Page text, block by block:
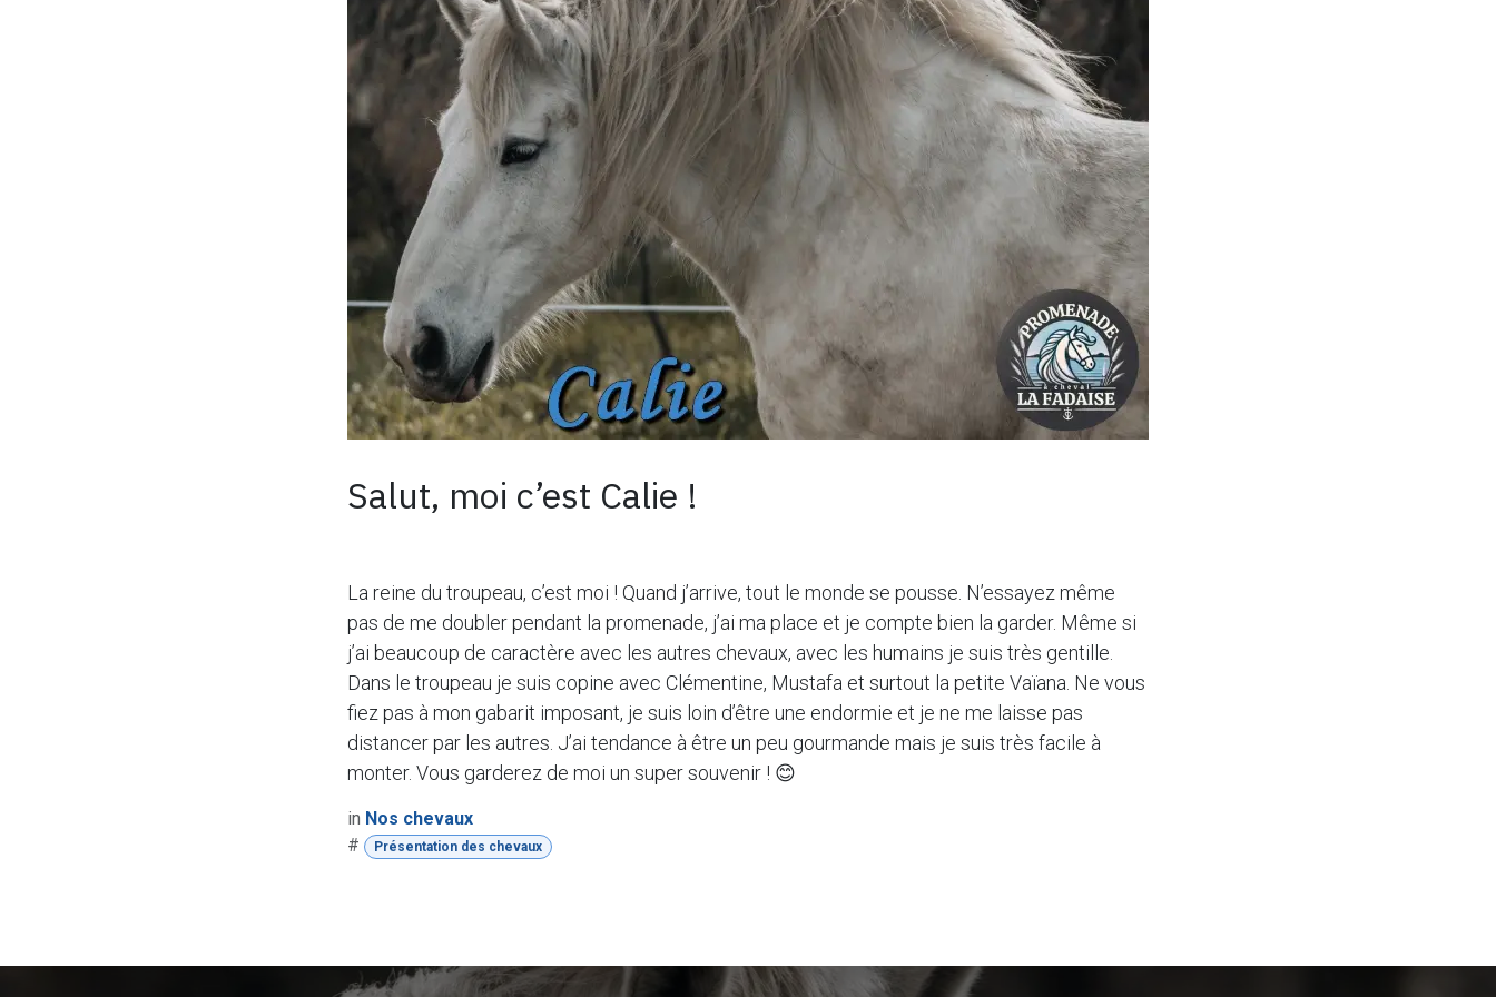
Salut, moi c’est Calie !
La reine du troupeau, c’est moi ! Quand j’arrive, tout le monde se pousse. N’essayez même
pas de me doubler pendant la promenade, j’ai ma place et je compte bien la garder. Même si
j’ai beaucoup de caractère avec les autres chevaux, avec les humains je suis très gentille.
Dans le troupeau je suis copine avec Clémentine, Mustafa et surtout la petite Vaïana. Ne vous
fiez pas à mon gabarit imposant, je suis loin d’être une endormie et je ne me laisse pas
distancer par les autres. J’ai tendance à être un peu gourmande mais je suis très facile à
monter. Vous garderez de moi un super souvenir ! 😊
in Nos chevaux
#
Présentation des chevaux